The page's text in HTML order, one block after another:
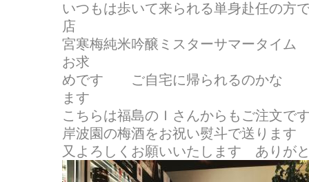
いつもは歩いて来られる単身赴任の
店
宮寒梅純米吟醸ミスターサマータイム
お求
めです ご自宅に帰られるのかな
ます
こちらは福島のＩさんからもご注文で
岸波園の梅酒をお祝い熨斗で送ります
又よろしくお願いいたします ありが